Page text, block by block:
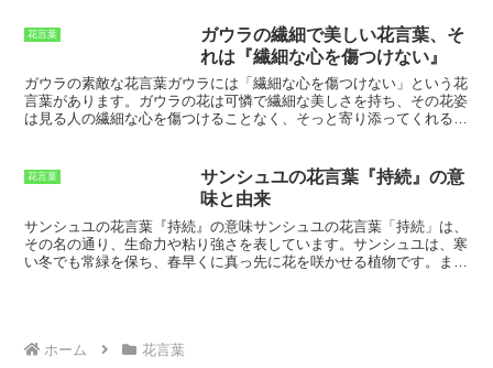
ぞれの地域で独自の文化や歴史を育んで
きました。 麻は、人々の生活に密着した
植物であり、これからも人々に愛され続
ける植物であり続けるでしょう。
は、春から初夏にかけて花を咲かせ、そ
の清楚な姿から「穢れなき心」という花
言葉が付けられました。花言葉が物語る
ように、スノーフレークは神秘的な花と
して親しまれており、花壇や鉢植えで栽
培されることが多いです。また、切り花
花言葉
ガウラの繊細で美しい花言葉、そ
れは『繊細な心を傷つけない』
ガウラの素敵な花言葉ガウラには「繊細な心を傷つけない」という花
言葉があります。ガウラの花は可憐で繊細な美しさを持ち、その花姿
は見る人の繊細な心を傷つけることなく、そっと寄り添ってくれるよ
も込められています。この花言葉は、ガウラの花の持つ可憐さと優し
さを表しており、ガウラを贈られた人は、その花言葉に込められた想
いにきっと癒されることでしょう。
花言葉
サンシュユの花言葉『持続』の意
味と由来
サンシュユの花言葉『持続』の意味サンシュユの花言葉「持続」は、
その名の通り、生命力や粘り強さを表しています。サンシュユは、寒
い冬でも常緑を保ち、春早くに真っ先に花を咲かせる植物です。ま
かな黄色から「金運を招く」とも言われ、縁起の良い花として親しま
ホーム 花言葉